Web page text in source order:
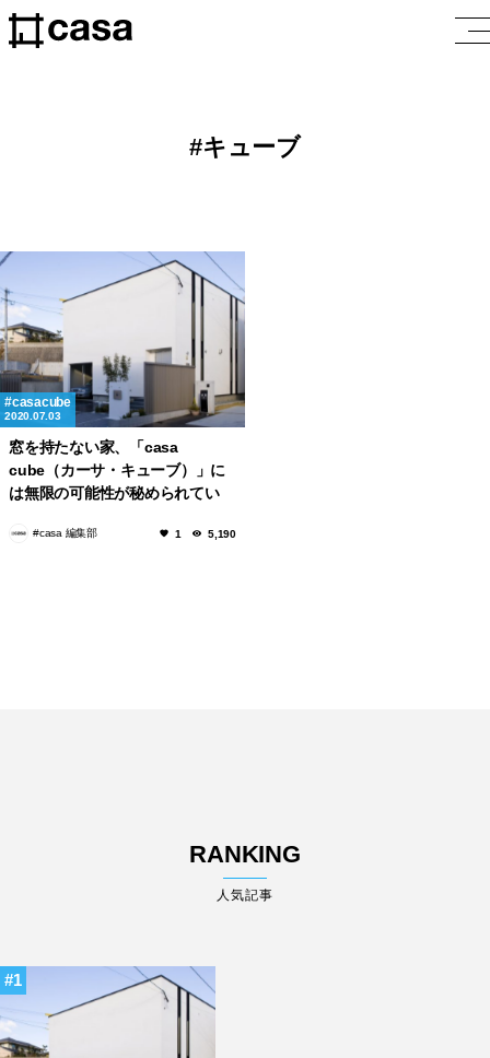
キューブ
casacube
2020.07.03
窓を持たない家、「casa
cube（カーサ・キューブ）」に
は無限の可能性が秘められてい
#casa 編集部 1 5,190
RANKING
人気記事
1